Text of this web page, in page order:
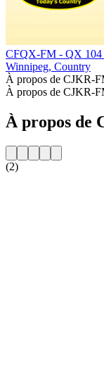
CFQX-FM - QX
Winnipeg, Country
À propos de CJKR-
À propos de CJKR-
À propos de
(2)